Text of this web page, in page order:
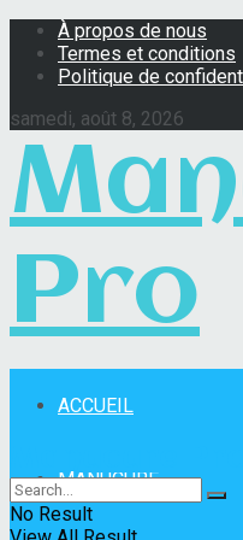
À propos de nous
Termes et conditions
Politique de
samedi, août 8, 2026
Pro
ACCUEIL
MANUCURE
No Result